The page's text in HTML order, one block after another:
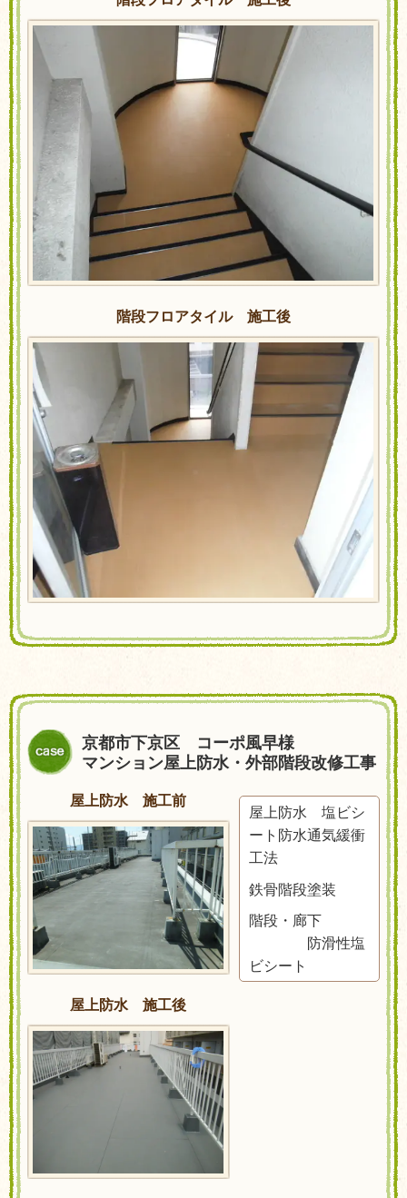
階段フロアタイル 施工後
京都市下京区 コーポ風早様
マンション屋上防水・外部階段改修工事
屋上防水 塩ビシ
ート防水通気緩衝
工法
鉄骨階段塗装
階段・廊下
防滑性塩
ビシート
屋上防水 施工前
屋上防水 施工後